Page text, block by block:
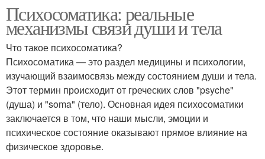
Психосоматика: реальные
механизмы связи души и тела
Что такое психосоматика?
Психосоматика — это раздел медицины и психологии,
изучающий взаимосвязь между состоянием души и тела.
Этот термин происходит от греческих слов "psyche"
(душа) и "soma" (тело). Основная идея психосоматики
заключается в том, что наши мысли, эмоции и
психическое состояние оказывают прямое влияние на
физическое здоровье.